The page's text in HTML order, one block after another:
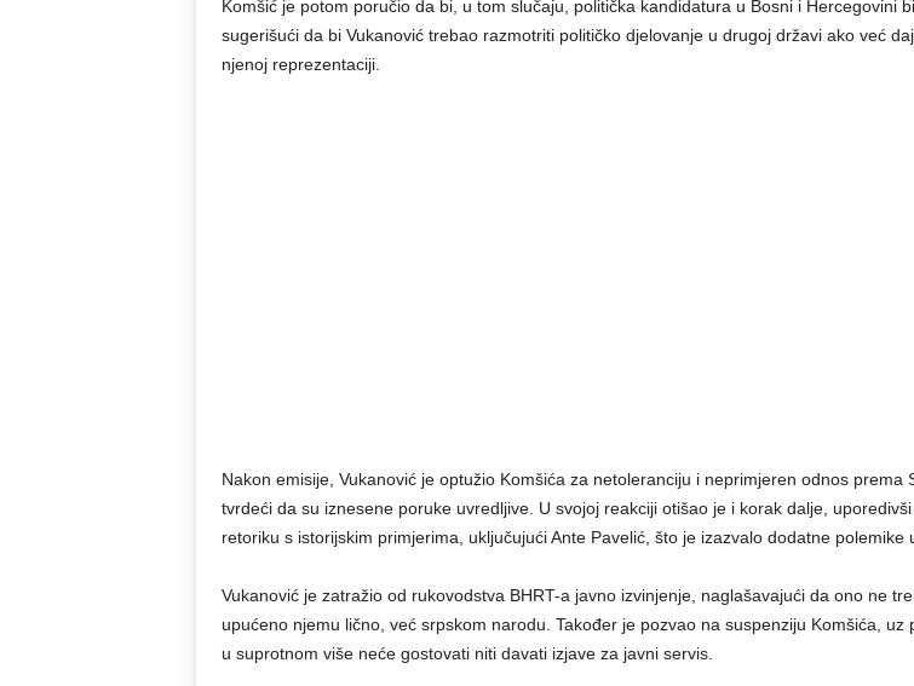
Komšić je potom poručio da bi, u tom slučaju, politička kandidatura u Bosni i Hercegovini
sugerišući da bi Vukanović trebao razmotriti političko djelovanje u drugoj državi ako već
njenoj reprezentaciji.
Nakon emisije, Vukanović je optužio Komšića za netoleranciju i neprimjeren odnos prema
tvrdeći da su iznesene poruke uvredljive. U svojoj reakciji otišao je i korak dalje,
retoriku s istorijskim primjerima, uključujući Ante Pavelić, što je izazvalo dodatne polemike
Vukanović je zatražio od rukovodstva BHRT-a javno izvinjenje, naglašavajući da ono ne
upućeno njemu lično, već srpskom narodu. Također je pozvao na suspenziju Komšića, uz
u suprotnom više neće gostovati niti davati izjave za javni servis.